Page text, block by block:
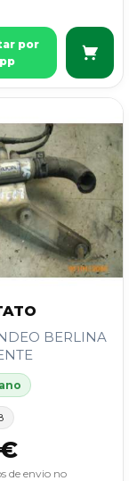
por
BERLINA
de envio no